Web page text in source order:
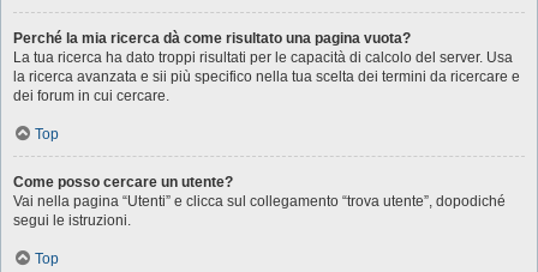
Perché la mia ricerca dà come risultato una pagina vuota?
La tua ricerca ha dato troppi risultati per le capacità di calcolo del server. Usa
la ricerca avanzata e sii più specifico nella tua scelta dei termini da ricercare e
dei forum in cui cercare.
Top
Come posso cercare un utente?
Vai nella pagina “Utenti” e clicca sul collegamento “trova utente”, dopodiché
segui le istruzioni.
Top